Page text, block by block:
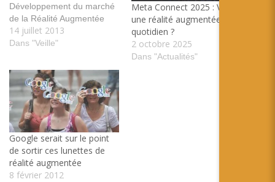
Développement du marché
de la Réalité Augmentée
booster par les projets des
lunettes augmentée tags:
aux Google Glass à moitié
prix Un nouveau
concurrent. Nous avions
déjà parler de Recon
Instruments…
14 juillet 2013
Dans "Veille"
Meta Connect 2025 : Vers
une réalité augmentée du
quotidien ?
2 octobre 2025
Dans "Actualités"
Google serait sur le point
de sortir ces lunettes de
réalité augmentée
8 février 2012